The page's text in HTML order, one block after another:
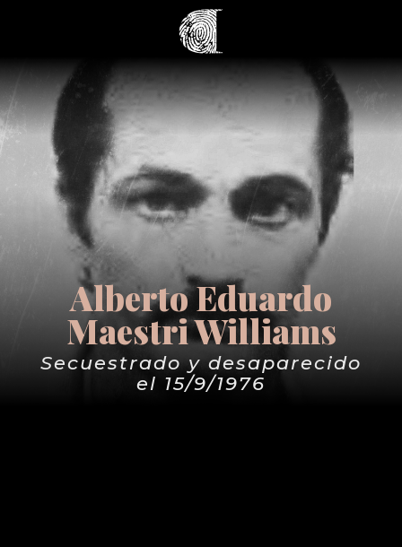
Alberto Eduardo
Maestri Williams
Secuestrado y desaparecido
el 15/9/1976